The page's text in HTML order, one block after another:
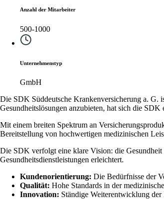
Anzahl der Mitarbeiter
500-1000
Unternehmenstyp
GmbH
Die SDK Süddeutsche Krankenversicherung a. G.
Gesundheitslösungen anzubieten, hat sich die
Mit einem breiten Spektrum an
Bereitstellung von hochwertigen medizinischen
Die SDK verfolgt eine klare Vision: die
Gesundheitsdienstleistungen erleichtert.
Kundenorientierung: Die Bedürfnisse der
Qualität: Hohe Standards in der
Innovation: Ständige Weiterentwicklung